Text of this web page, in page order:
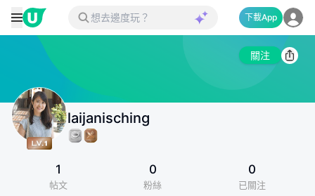
下載App
關注
laijanisching
1
帖文
0
粉絲
0
已關注